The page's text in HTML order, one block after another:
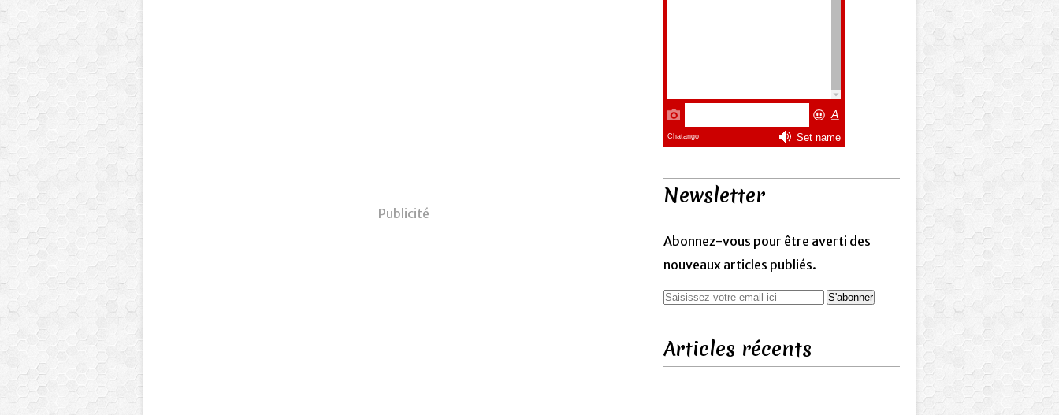
Publicité
Newsletter
Abonnez-vous pour être averti des
nouveaux articles publiés.
Articles récents